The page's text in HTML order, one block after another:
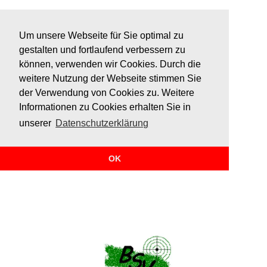
Um unsere Webseite für Sie optimal zu
gestalten und fortlaufend verbessern zu
können, verwenden wir Cookies. Durch die
weitere Nutzung der Webseite stimmen Sie
der Verwendung von Cookies zu. Weitere
Informationen zu Cookies erhalten Sie in
unserer Datenschutzerklärung
OK
Es konnte leider nichts gefunden werden.